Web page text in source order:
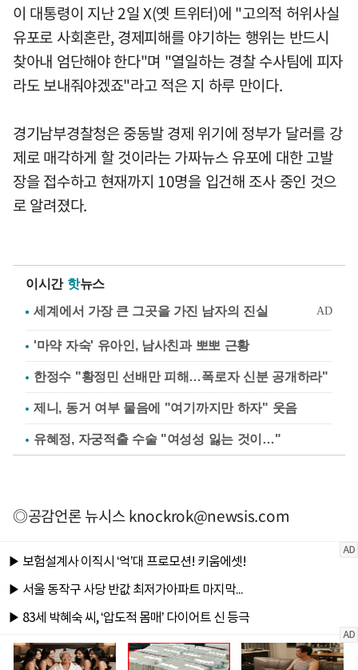
이 대통령이 지난 2일 X(옛 트위터)에 "고의적 허위사실
유포로 사회혼란, 경제피해를 야기하는 행위는 반드시
찾아내 엄단해야 한다"며 "열일하는 경찰 수사팀에 피자
라도 보내줘야겠죠"라고 적은 지 하루 만이다.
경기남부경찰청은 중동발 경제 위기에 정부가 달러를 강
제로 매각하게 할 것이라는 가짜뉴스 유포에 대한 고발
장을 접수하고 현재까지 10명을 입건해 조사 중인 것으
로 알려졌다.
이시간 핫뉴스
'마약 자숙' 유아인, 남사친과 뽀뽀 근황
한정수 "황정민 선배만 피해…폭로자 신분 공개하라"
제니, 동거 여부 물음에 "여기까지만 하자" 웃음
유혜정, 자궁적출 수술 "여성성 잃는 것이…"
◎공감언론 뉴시스knockrok@newsis.com